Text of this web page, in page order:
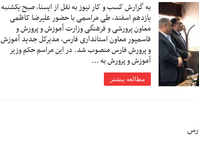
به گزارش کسب و کار نیوز به نقل از ایسنا, صبح یکشنبه
یازدهم اسفند، طی مراسمی با حضور علیرضا کاظمی
معاون پرورشی و فرهنگی وزارت آموزش و پرورش و
قاسمپور معاون استانداری فارس، مدیرکل جدید آموزش
و پرورش فارس منصوب شد. در این مراسم حکم وزیر
آموزش و پرورش به …
مطالعه بیشتر